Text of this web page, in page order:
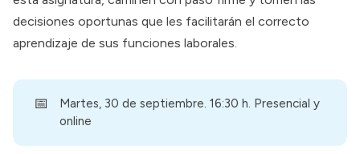
decisiones oportunas que les facilitarán el correcto
aprendizaje de sus funciones laborales.
📅
Martes, 30 de septiembre. 16:30 h. Presencial y
online